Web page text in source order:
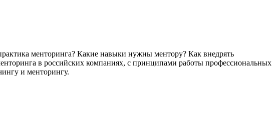
менторинга? Какие навыки нужны ментору? Как внедрять
в российских компаниях, с принципами работы профессиональных
и менторингу.